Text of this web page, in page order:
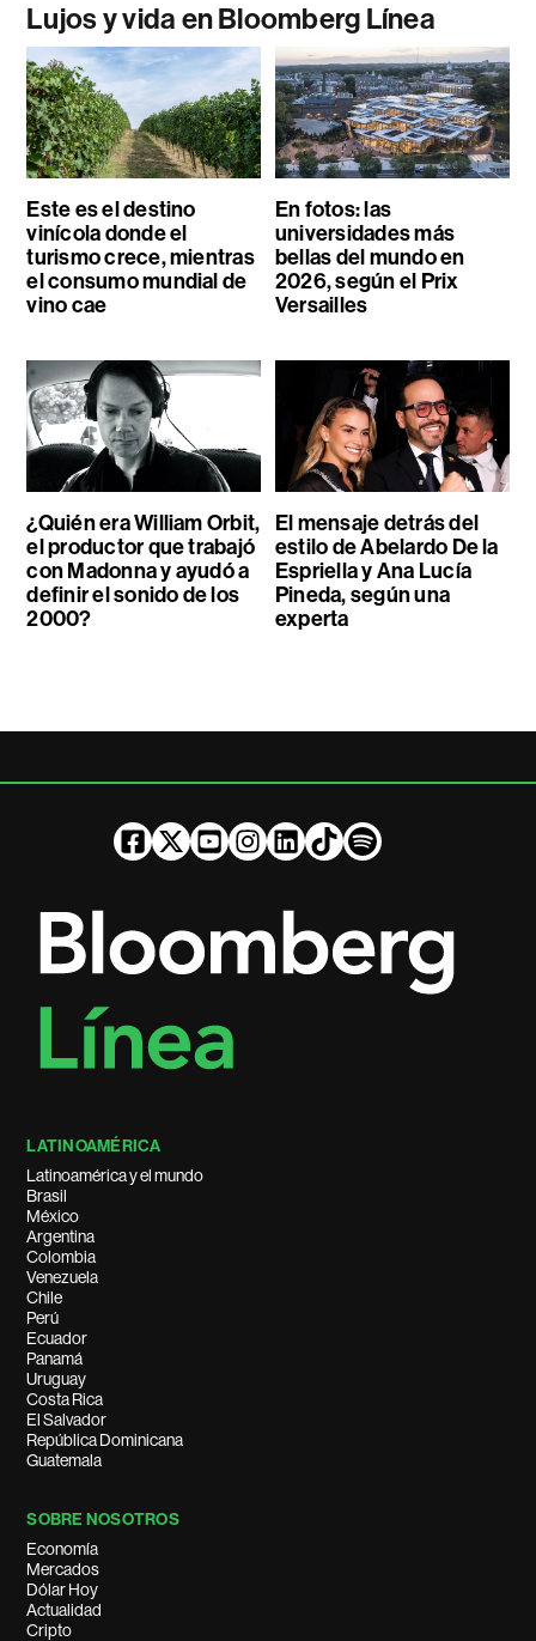
Lujos y vida en Bloomberg Línea
Este es el destino
vinícola donde el
turismo crece, mientras
el consumo mundial de
vino cae
En fotos: las
universidades más
bellas del mundo en
2026, según el Prix
Versailles
¿Quién era William Orbit,
el productor que trabajó
con Madonna y ayudó a
definir el sonido de los
2000?
El mensaje detrás del
estilo de Abelardo De la
Espriella y Ana Lucía
Pineda, según una
experta
LATINOAMÉRICA
Latinoamérica y el mundo
Brasil
México
Argentina
Colombia
Venezuela
Chile
Perú
Ecuador
Panamá
Uruguay
Costa Rica
El Salvador
República Dominicana
Guatemala
SOBRE NOSOTROS
Economía
Mercados
Dólar Hoy
Actualidad
Cripto